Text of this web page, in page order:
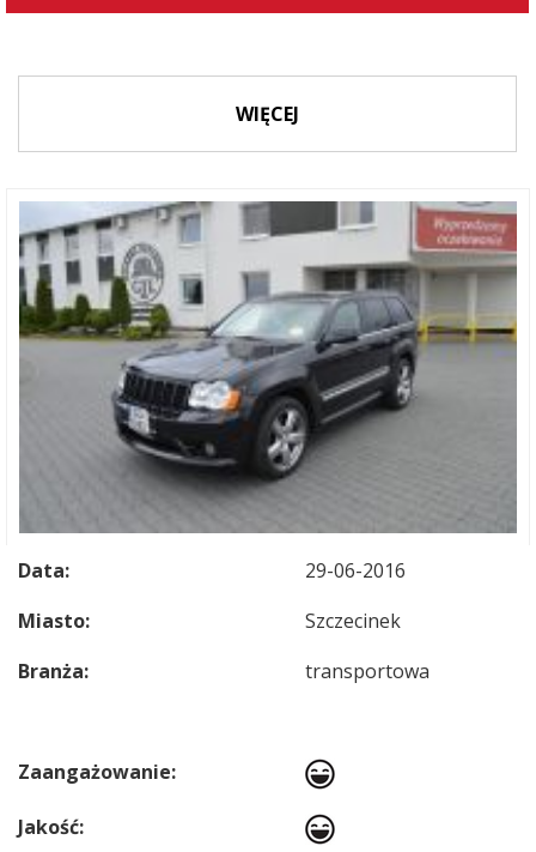
WIĘCEJ
Data:
29-06-2016
Miasto:
Szczecinek
Branża:
transportowa
Zaangażowanie:
Jakość: